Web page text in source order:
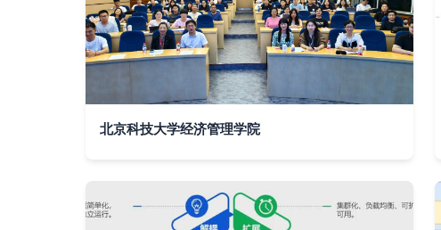
北京科技大学经济管理学院